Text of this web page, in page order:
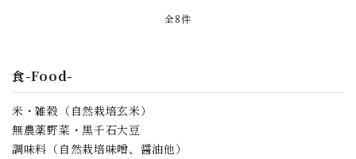
全8件
食-Food-
米・雑穀（自然栽培玄米）
無農薬野菜・黒千石大豆
調味料（自然栽培味噌、醤油他）